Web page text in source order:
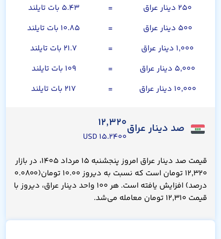
۲۵۰ دینار عراق
=
۵.۴۳ بات تایلند
۵۰۰ دینار عراق
=
۱۰.۸۵ بات تایلند
۱,۰۰۰ دینار عراق
=
۲۱.۷ بات تایلند
۵,۰۰۰ دینار عراق
=
۱۰۹ بات تایلند
۱۰,۰۰۰ دینار عراق
= ۲۱۷ بات تایلند
صد دینار عراق۱۲,۳۲۰
۱۵.۲۴۰۰ USD
قیمت صد دینار عراق امروز پنجشنبه ۱۵ مرداد ۱۴۰۵، در بازار
۱۲,۳۲۰ تومان است که نسبت به دیروز ۱۰.۰۰ تومان(۰.۰۸۰۰
درصد) افزایش یافته است. هر ۱۰۰ واحد دینار عراق، دیروز با
قیمت ۱۲,۳۱۰ تومان معامله می‌شد.